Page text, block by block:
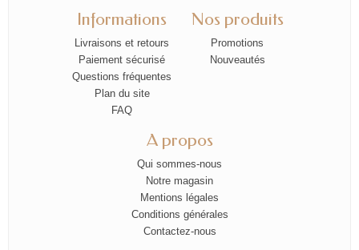
Informations
Livraisons et retours
Paiement sécurisé
Questions fréquentes
Plan du site
FAQ
Nos produits
Promotions
Nouveautés
A propos
Qui sommes-nous
Notre magasin
Mentions légales
Conditions générales
Contactez-nous